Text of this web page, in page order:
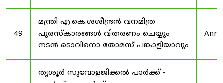
49
മന്ത്രി എ.കെ.ശശീന്ദ്രൻ വനമിത്ര
പുരസ്‌കാരങ്ങൾ വിതരണം ചെയ്യും
നടൻ ടൊവിനൊ തോമസ് പങ്കാളിയാവും
തൃശൂർ സുവോളജിക്കൽ പാർക്ക് -